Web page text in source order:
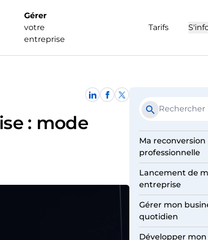
Gérer
votre
entreprise
Tarifs
: mode
search
Ma reconversion
professionnelle
Lancement de
entreprise
Gérer mon
quotidien
Développer